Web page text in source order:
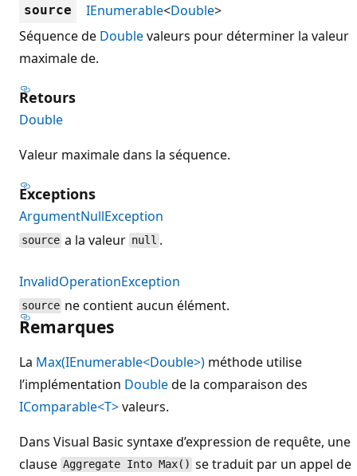
source IEnumerable<Double>
Séquence de Doublevaleurs pour déterminer la valeur
maximale de.
Retours
Double
Valeur maximale dans la séquence.
Exceptions
ArgumentNullException
source a la valeur null .
InvalidOperationException
source ne contient aucun élément.
Remarques
La Max(IEnumerable<Double>) méthode utilise
l’implémentation Doublede la comparaison des
IComparable<T>valeurs.
Dans Visual Basic syntaxe d’expression de requête, une
clause Aggregate Into Max() se traduit par un appel de